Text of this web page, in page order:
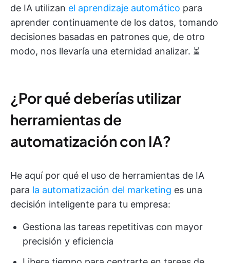
de IA utilizan el aprendizaje automático para
aprender continuamente de los datos, tomando
decisiones basadas en patrones que, de otro
modo, nos llevaría una eternidad analizar. ⏳
¿Por qué deberías utilizar
herramientas de
automatización con IA?
He aquí por qué el uso de herramientas de IA
para la automatización del marketing es una
decisión inteligente para tu empresa:
Gestiona las tareas repetitivas con mayor
precisión y eficiencia